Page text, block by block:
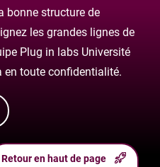
bonne structure de
les grandes lignes de
Plug in labs Université
en toute confidentialité.
Retour en haut de page